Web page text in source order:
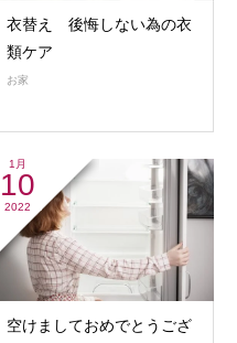
衣替え 後悔しない為の衣
類ケア
お家
1月
10
2022
空けましておめでとうござ